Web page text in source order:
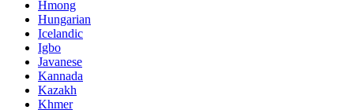
Hmong
Hungarian
Icelandic
Igbo
Javanese
Kannada
Kazakh
Khmer